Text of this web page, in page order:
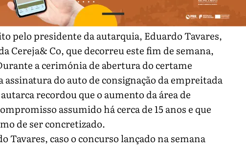
pelo presidente da autarquia, Eduardo Tavares,
Cereja& Co, que decorreu este fim de semana,
a cerimónia de abertura do certame
assinatura do auto de consignação da empreitada
recordou que o aumento da área de
assumido há cerca de 15 anos e que
de ser concretizado.
Tavares, caso o concurso lançado na semana